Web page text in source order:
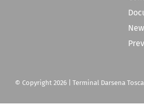
© Copyright 2026 | Terminal Darsena